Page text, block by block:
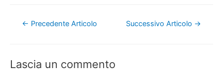
Navigazione
← Precedente Articolo Successivo Articolo →
Lascia un commento